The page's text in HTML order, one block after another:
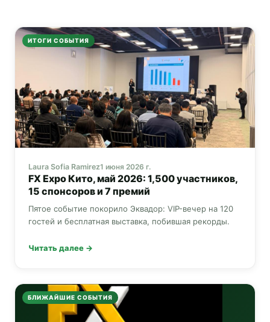
ИТОГИ СОБЫТИЯ
Laura Sofia Ramirez1 июня 2026 г.
FX ExpoКито, май 2026: 1,500 участников,
15 спонсоров и 7 премий
Пятое событие покорило Эквадор: VIP-вечер на 120
гостей и бесплатная выставка, побившая рекорды.
Читать далее →
БЛИЖАЙШИЕ СОБЫТИЯ